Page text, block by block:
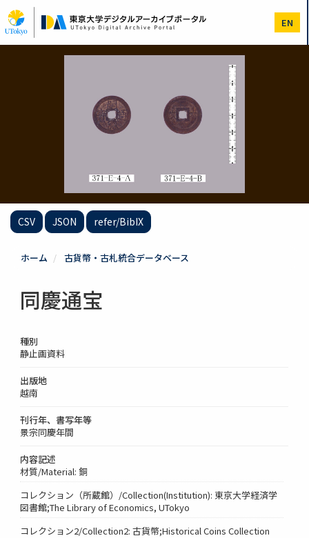
イ
ン
コ
EN
CSV JSON refer/BibIX
ホーム 古貨幣・古札統合データベース
同慶通宝
種別
静止画資料
出版地
越南
刊行年、書写年等
景宗同慶年間
内容記述
材質/Material: 銅
コレクション（所蔵館）/Collection(Institution): 東京大学経済学
図書館;The Library of Economics, UTokyo
コレクション2/Collection2: 古貨幣;Historical Coins Collection